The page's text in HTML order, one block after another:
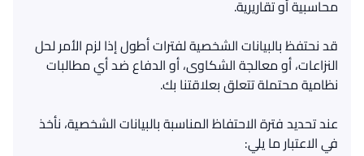
قد نحتفظ بالبيانات الشخصية لفترات أطول إذا لزم الأمر لحل
النزاعات، أو معالجة الشكاوى، أو الدفاع ضد أي مطالبات
عند تحديد فترة الاحتفاظ المناسبة بالبيانات الشخصية، نأخذ
في الاعتبار ما يلي: